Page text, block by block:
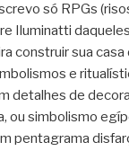
só RPGs
Iluminatti
construir sua casa
e
detalhes de
ou simbolismo
pentagrama